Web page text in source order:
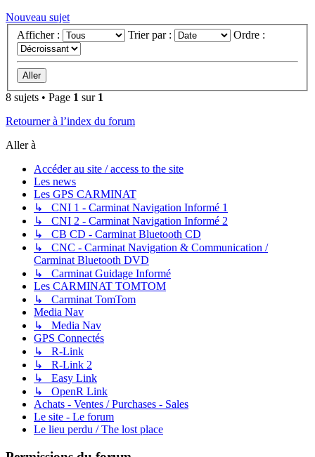
Nouveau sujet
Afficher :
Trier par : Ordre :
8 sujets • Page 1 sur 1
Retourner à l’index du forum
Aller à
Accéder au site / access to the site
Les news
Les GPS CARMINAT
↳ CNI 1 - Carminat Navigation Informé 1
↳ CNI 2 - Carminat Navigation Informé 2
↳ CB CD - Carminat Bluetooth CD
↳ CNC - Carminat Navigation & Communication /
Carminat Bluetooth DVD
↳ Carminat Guidage Informé
Les CARMINAT TOMTOM
↳ Carminat TomTom
Media Nav
↳ Media Nav
GPS Connectés
↳ R-Link
↳ R-Link 2
↳ Easy Link
↳ OpenR Link
Achats - Ventes / Purchases - Sales
Le site - Le forum
Le lieu perdu / The lost place